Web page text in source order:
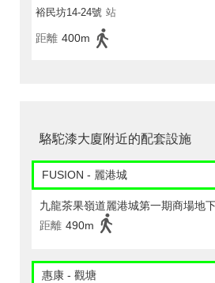
裕民坊14-24號 站
距離 400m
駱駝漆大廈附近的配套設施
FUSION - 麗港城
九龍茶果嶺道麗港城第一期商場地
距離 490m
惠康 - 觀塘